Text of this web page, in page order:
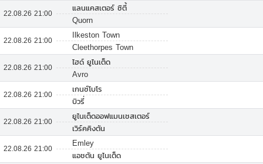
22.08.26 21:00
แลนแคสเตอร์ ซิตี้
Quorn
22.08.26 21:00
Ilkeston Town
Cleethorpes Town
22.08.26 21:00
ไฮด์ ยูไนเต็ด
Avro
22.08.26 21:00
เกนซ์โบโร
บิวรี่
22.08.26 21:00
ยูไนเต็ดออฟแมนเชสเตอร์
เวิร์คคิงตัน
22.08.26 21:00
Emley
แอชตัน ยูไนเต็ด